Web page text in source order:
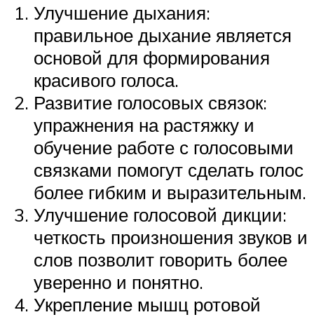
Улучшение дыхания:
правильное дыхание является
основой для формирования
красивого голоса.
Развитие голосовых связок:
упражнения на растяжку и
обучение работе с голосовыми
связками помогут сделать голос
более гибким и выразительным.
Улучшение голосовой дикции:
четкость произношения звуков и
слов позволит говорить более
уверенно и понятно.
Укрепление мышц ротовой